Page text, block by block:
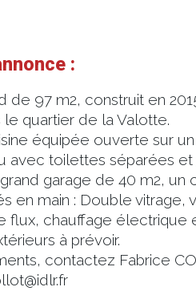
:
de 97 m2, construit en
le quartier de la Valotte.
équipée ouverte sur
avec toilettes séparées
garage de 40 m2,
en main : Double vitrage,
flux, chauffage électrique
à prévoir.
contactez Fabrice